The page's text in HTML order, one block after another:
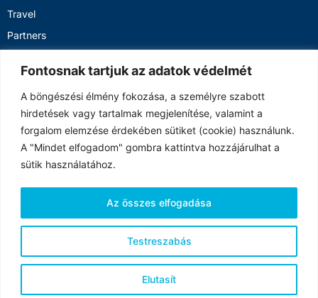
Fontosnak tartjuk az adatok védelmét
A böngészési élmény fokozása, a személyre szabott
hirdetések vagy tartalmak megjelenítése, valamint a
forgalom elemzése érdekében sütiket (cookie) használunk.
A "Mindet elfogadom" gombra kattintva hozzájárulhat a
sütik használatához.
Testreszabás
Elutasít
Az összes elfogadása
Travel
Partners
Gallery
Privacy policy
CONTACT
Kőszeg, Chernel utca 14., H-9730
sociosummit2023@gmail.com
info@iask.hu